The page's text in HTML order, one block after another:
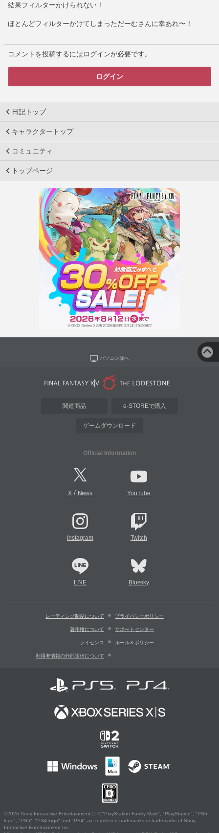
結果フィルターかけられない！
ほとんどフィルターかけてしまっただーむさんに幸あれ〜！
コメントを投稿するにはログインが必要です。
ログイン
日記トップ
キャラクタートップ
コミュニティ
トップページ
パソコン版へ
関連商品 e-STOREで購入
ゲームダウンロード
Official Information
X/ News YouTube
Instagram Twitch
LINE Bluesky
レーティング制度について プライバシーポリシー
著作権について サポートセンター
ライセンス ルール＆ポリシー
利用者情報の外部送信について
©2026 Sony Interactive Entertainment LLC."PlayStation Family Mark", "PlayStation", "PS5
logo", "PS5", "PS4 logo" and "PS4" are registered trademarks or trademarks of Sony
Interactive Entertainment Inc.